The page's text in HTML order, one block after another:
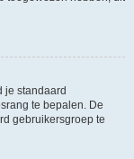
je standaard
te bepalen. De
gebruikersgroep te